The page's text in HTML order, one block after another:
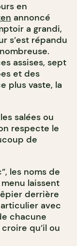
en
annoncé
a grandi,
s’est répandu
assises, sept
et des
plus vaste, la
salées ou
respecte le
de
les noms de
laissent
derrière
avec
chacune
qu’il ou